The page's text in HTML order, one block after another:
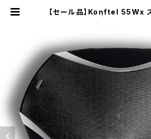
【セール品】Konftel 55Wx